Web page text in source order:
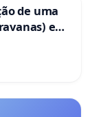
de uma
em